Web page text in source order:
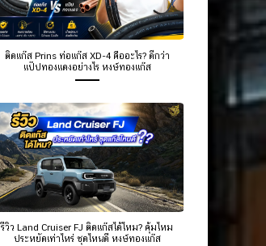
ติดแก๊ส Prins ท่อแก๊ส XD-4 คืออะไร? ดีกว่า
แป๊ปทองแดงอย่างไร หงษ์ทองแก๊ส
รีวิว Land Cruiser FJ ติดแก๊สได้ไหม? คุ้มไหม
ประหยัดเท่าไหร่ ชุดไหนดี หงษ์ทองแก๊ส